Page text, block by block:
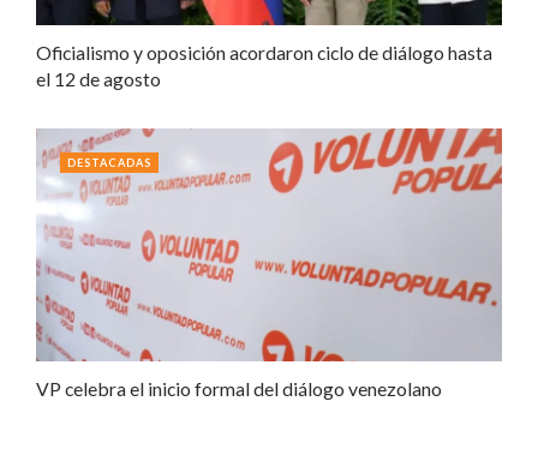
Oficialismo y oposición acordaron ciclo de diálogo hasta
el 12 de agosto
VP celebra el inicio formal del diálogo venezolano
DESTACADAS